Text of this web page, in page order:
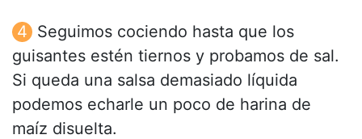
Seguimos cociendo hasta que los
guisantes estén tiernos y probamos de sal.
Si queda una salsa demasiado líquida
podemos echarle un poco de harina de
maíz disuelta.